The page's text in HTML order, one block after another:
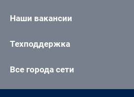
Наши вакансии
Техподдержка
Все города сети